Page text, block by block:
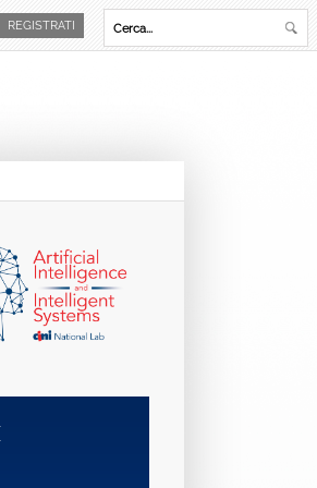
REGISTRATI